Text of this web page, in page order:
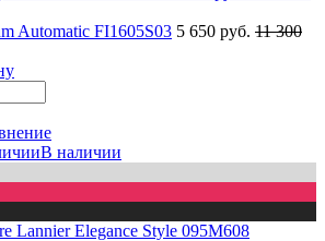
Automatic FI1605S03 5 650 руб. 11 300
В наличии